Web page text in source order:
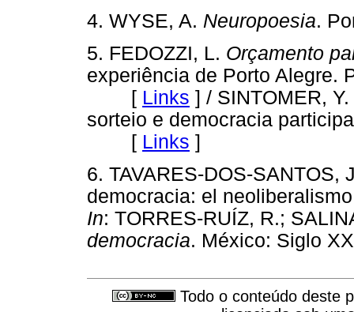
4. WYSE, A. Neuropoesia.
5. FEDOZZI, L. Orçamento
experiência de Porto Alegre.
[ Links ] / SINTOMER, Y.
sorteio e democracia
[ Links ]
6. TAVARES-DOS-SANTOS,
democracia: el
In: TORRES-RUÍZ, R.;
democracia. México:
Todo o conteúdo deste